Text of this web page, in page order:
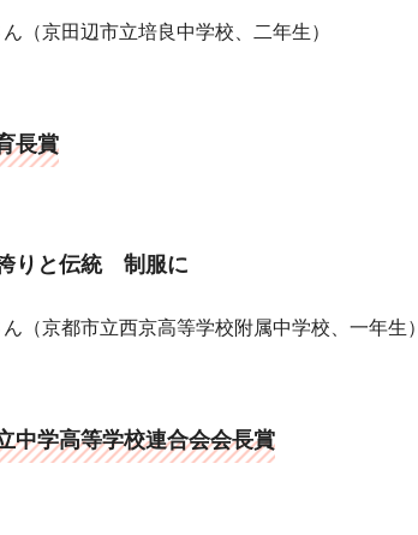
（京田辺市立培良中学校、二年生）
長賞
りと伝統 制服に
（京都市立西京高等学校附属中学校、一年生）
中学高等学校連合会会長賞